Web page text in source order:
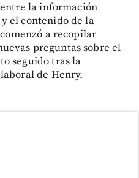
la información
el contenido de la
a recopilar
preguntas sobre el
seguido tras la
de Henry.